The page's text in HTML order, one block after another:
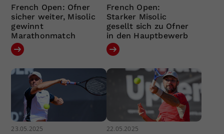
French Open: Ofner
sicher weiter, Misolic
gewinnt
Marathonmatch
French Open:
Starker Misolic
gesellt sich zu Ofner
in den Hauptbewerb
23.05.2025 22.05.2025